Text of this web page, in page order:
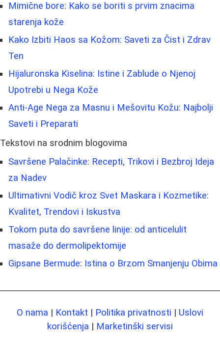
Mimične bore: Kako se boriti s prvim znacima
starenja kože
Kako Izbiti Haos sa Kožom: Saveti za Čist i Zdrav
Ten
Hijaluronska Kiselina: Istine i Zablude o Njenoj
Upotrebi u Nega Kože
Anti-Age Nega za Masnu i Mešovitu Kožu: Najbolji
Saveti i Preparati
Tekstovi na srodnim blogovima
Savršene Palačinke: Recepti, Trikovi i Bezbroj Ideja
za Nadev
Ultimativni Vodič kroz Svet Maskara i Kozmetike:
Kvalitet, Trendovi i Iskustva
Tokom puta do savršene linije: od anticelulit
masaže do dermolipektomije
Gipsane Bermude: Istina o Brzom Smanjenju Obima
O nama | Kontakt | Politika privatnosti | Uslovi
korišćenja | Marketinški servisi